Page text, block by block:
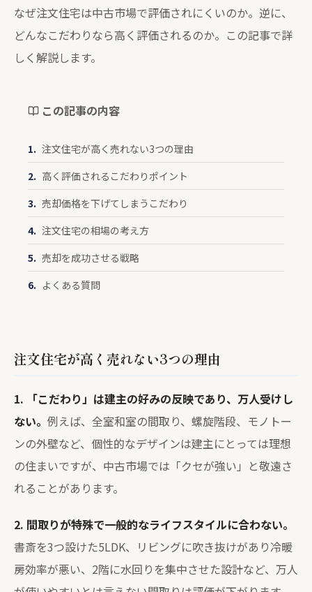
なぜ注文住宅は中古市場で評価されにくいのか。逆に、
どんなこだわりなら高く評価されるのか。この記事で詳
しく解説します。
この記事の内容
注文住宅が高く売れない3つの理由
高く評価されるこだわりポイント
売却価格を下げてしまうこだわり
注文住宅の相場の考え方
売却を成功させる戦略
よくある質問
注文住宅が高く売れない3つの理由
1. 「こだわり」は建主の好みの反映であり、万人受けし
ない。 例えば、全室和室の間取り、螺旋階段、モノトー
ンの外壁など、個性的なデザインは建主にとっては理想
の住まいですが、中古市場では「クセが強い」と敬遠さ
れることがあります。
2. 間取りが特殊で一般的なライフスタイルに合わない。
書斎を3つ設けた5LDK、リビングに吹き抜けがあり冷暖
房効率が悪い、2階に水回りを集中させた設計など、万人